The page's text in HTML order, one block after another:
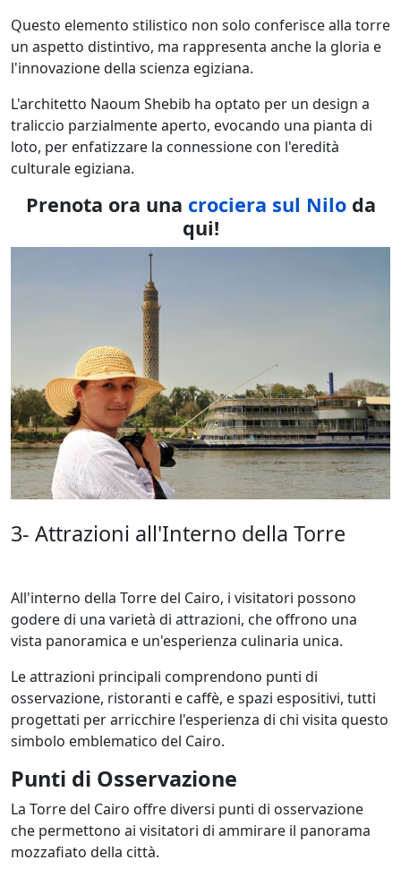
Questo elemento stilistico non solo conferisce alla torre
un aspetto distintivo, ma rappresenta anche la gloria e
l'innovazione della scienza egiziana.
L'architetto Naoum Shebib ha optato per un design a
traliccio parzialmente aperto, evocando una pianta di
loto, per enfatizzare la connessione con l'eredità
culturale egiziana.
Prenota ora una crociera sul Niloda
qui!
3- Attrazioni all'Interno della Torre
All'interno della Torre del Cairo, i visitatori possono
godere di una varietà di attrazioni, che offrono una
vista panoramica e un'esperienza culinaria unica.
Le attrazioni principali comprendono punti di
osservazione, ristoranti e caffè, e spazi espositivi, tutti
progettati per arricchire l'esperienza di chi visita questo
simbolo emblematico del Cairo.
Punti di Osservazione
La Torre del Cairo offre diversi punti di osservazione
che permettono ai visitatori di ammirare il panorama
mozzafiato della città.